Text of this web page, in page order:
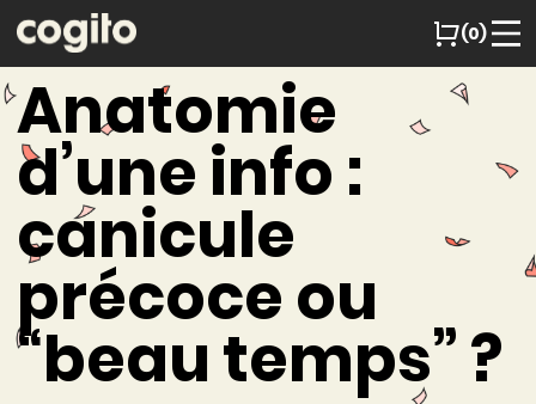
(0)
Anatomie
d’une info :
canicule
précoce ou
“beau temps” ?